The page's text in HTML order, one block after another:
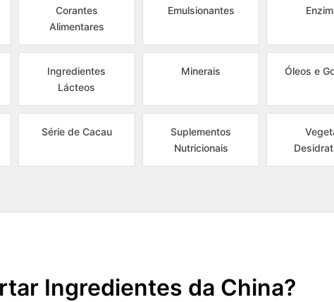
Corantes
Alimentares
Emulsionantes
Ingredientes
Lácteos
Minerais Óleos e
Série de Cacau
Suplementos
Nutricionais
Ingredientes da China?